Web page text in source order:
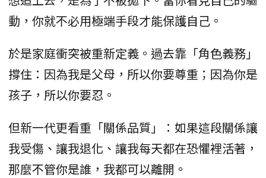
動，你就不必用極端手段才能保護自己。
於是家庭衝突被重新定義。過去靠「角色義務」
撐住：因為我是父母，所以你要尊重；因為你是
孩子，所以你要忍。
但新一代更看重「關係品質」：如果這段關係讓
我受傷、讓我退化、讓我每天都在恐懼裡活著，
那麼不管你是誰，我都可以離開。